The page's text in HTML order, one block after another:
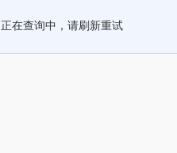
正在查询中，请刷新重试